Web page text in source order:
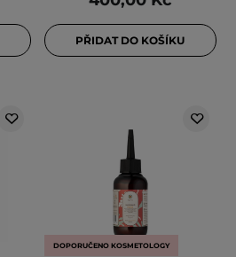
PŘIDAT DO KOŠÍKU
DOPORUČENO KOSMETOLOGY